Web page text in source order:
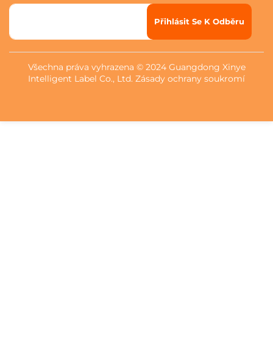
Přihlásit Se K Odběru
Všechna práva vyhrazena © 2024 Guangdong Xinye
Intelligent Label Co., Ltd. Zásady ochrany soukromí